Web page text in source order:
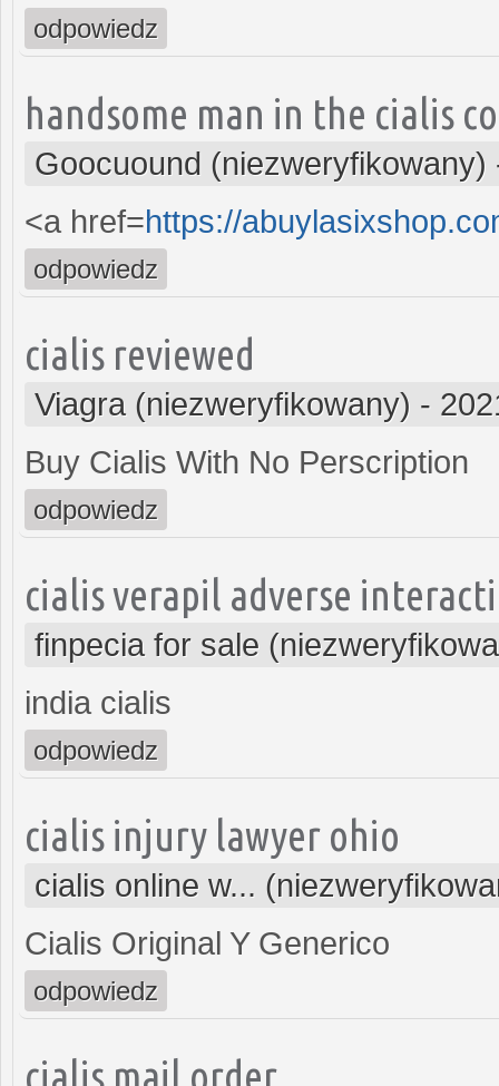
odpowiedz
handsome man in the cialis
Goocuound (niezweryfikowany)
<a href=https://
odpowiedz
cialis reviewed
Viagra (niezweryfikowany) -
Buy Cialis With No Perscription
odpowiedz
cialis verapil adverse
finpecia for sale
india cialis
odpowiedz
cialis injury lawyer ohio
cialis online w...
Cialis Original Y Generico
odpowiedz
cialis mail order